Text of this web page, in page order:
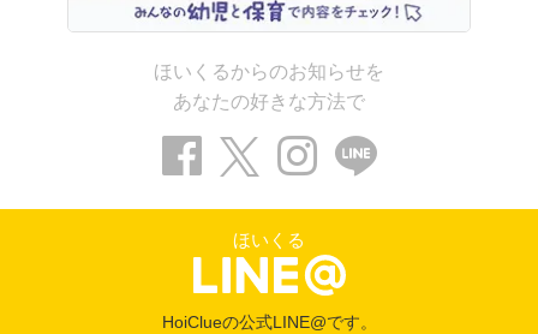
ほいくるからのお知らせを
あなたの好きな方法で
ほいくる
HoiClueの公式LINE@です。